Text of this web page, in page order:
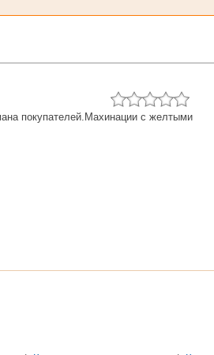
покупателей.Махинации с желтыми